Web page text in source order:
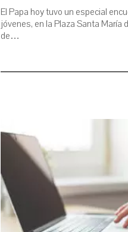
El Papa hoy tuvo un especial
jóvenes, en la Plaza Santa María
de…